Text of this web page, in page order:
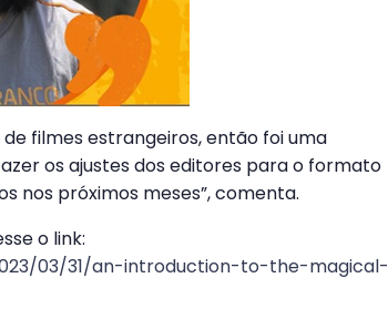
filmes estrangeiros, então foi uma
os ajustes dos editores para o formato
nos próximos meses”, comenta.
o link:
03/31/an-introduction-to-the-magical-